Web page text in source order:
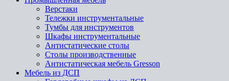
Верстаки
Тележки инструментальные
Тумбы для инструментов
Шкафы инструментальные
Антистатические столы
Столы производственные
Антистатическая мебель Gresson
Мебель из ДСП